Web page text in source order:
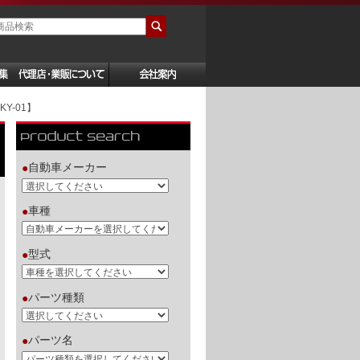
01】
●自動車メーカー
●車種
●型式
●パーツ種類
●パーツ名